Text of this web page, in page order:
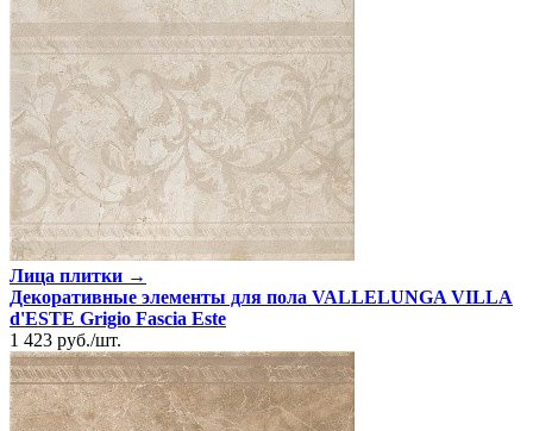
Лица плитки →
Декоративные элементы для пола VALLELUNGA VILLA
d'ESTE Grigio Fascia Este
1 423 руб./шт.